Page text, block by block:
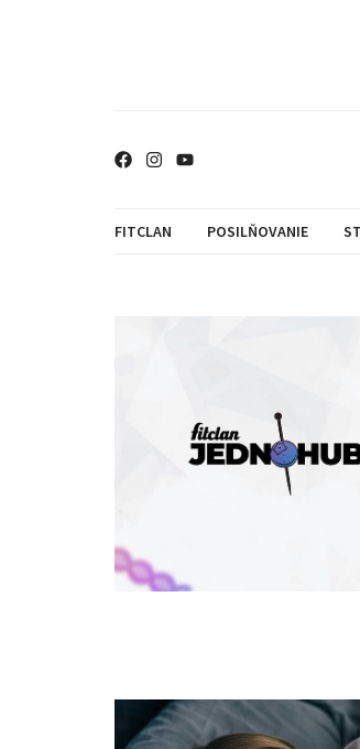
FITCLAN POSILŇOVANIE